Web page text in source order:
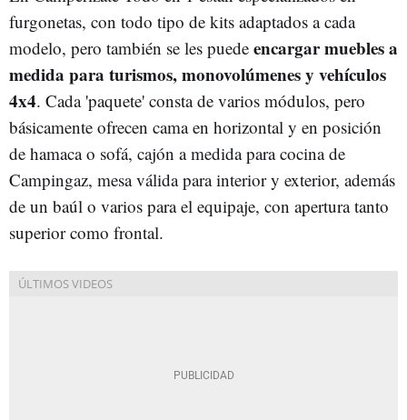
furgonetas, con todo tipo de kits adaptados a cada
modelo, pero también se les puede encargar muebles a
medida para turismos, monovolúmenes y vehículos
4x4. Cada 'paquete' consta de varios módulos, pero
básicamente ofrecen cama en horizontal y en posición
de hamaca o sofá, cajón a medida para cocina de
Campingaz, mesa válida para interior y exterior, además
de un baúl o varios para el equipaje, con apertura tanto
superior como frontal.